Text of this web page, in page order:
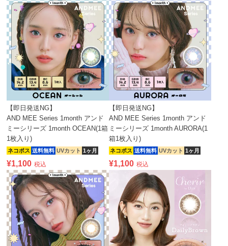
【即日発送NG】
AND MEE Series 1month アンド
ミーシリーズ 1month OCEAN(1箱
1枚入り)
ネコポス 送料無料 UVカット 1ヶ月
¥1,100 税込
【即日発送NG】
AND MEE Series 1month アンド
ミーシリーズ 1month AURORA(1
箱1枚入り)
ネコポス 送料無料 UVカット 1ヶ月
¥1,100 税込